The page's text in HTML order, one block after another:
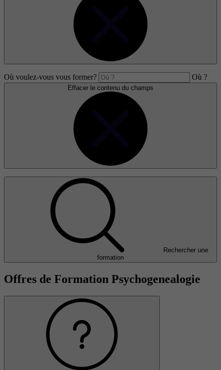
Où voulez-vous vous former? Où ?
Effacer le contenu du champs
Rechercher une
formation
Offres de Formation Psychogenealogie